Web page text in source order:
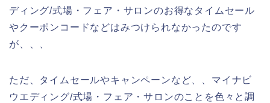
ディング/式場・フェア・サロンのお得なタイムセール
やクーポンコードなどはみつけられなかったのです
が、、、
ただ、タイムセールやキャンペーンなど、、マイナビ
ウエディング/式場・フェア・サロンのことを色々と調